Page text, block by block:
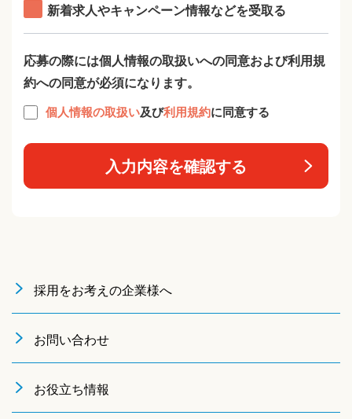
新着求人やキャンペーン情報などを受取る
応募の際には個人情報の取扱いへの同意および利用規
約への同意が必須になります。
個人情報の取扱い及び利用規約に同意する
入力内容を確認する
採用をお考えの企業様へ
お問い合わせ
お役立ち情報